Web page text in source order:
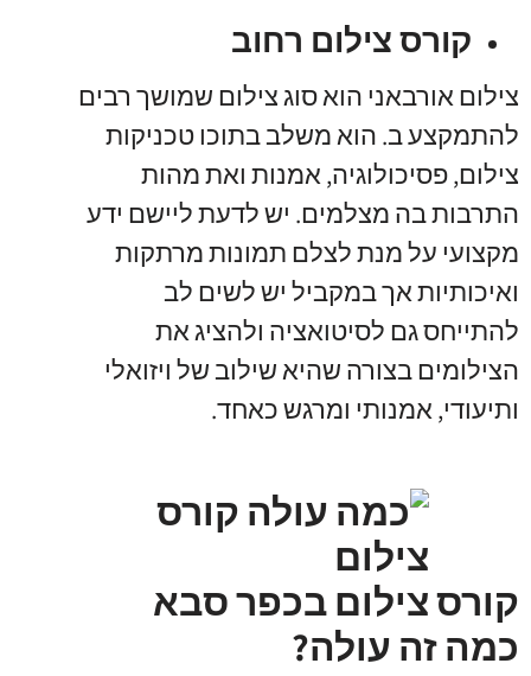
קורס צילום רחוב
צילום אורבאני הוא סוג צילום שמושך רבים
להתמקצע ב. הוא משלב בתוכו טכניקות
צילום, פסיכולוגיה, אמנות ואת מהות
התרבות בה מצלמים. יש לדעת ליישם ידע
מקצועי על מנת לצלם תמונות מרתקות
ואיכותיות אך במקביל יש לשים לב
להתייחס גם לסיטואציה ולהציג את
הצילומים בצורה שהיא שילוב של ויזואלי
ותיעודי, אמנותי ומרגש כאחד.
קורס צילום בכפר סבא
כמה זה עולה?